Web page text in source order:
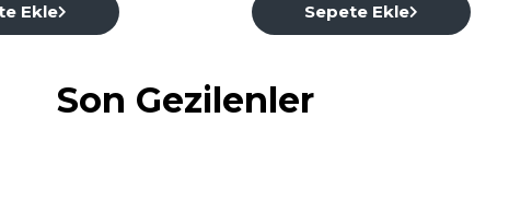
Ekle Sepete Ekle
Son Gezilenler